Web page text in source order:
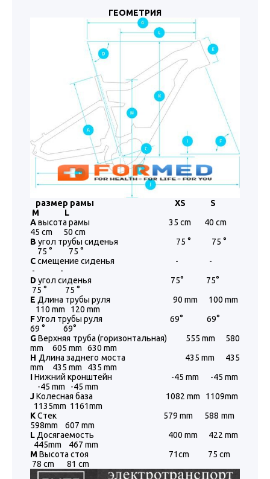
ГЕОМЕТРИЯ
размер рамы XS S
M L
Aвысота рамы 35 cm 40 cm
45 cm 50 cm
B угол трубы сиденья 75 ° 75 °
75 ° 75 °
Cсмещение сиденья - -
- -
D угол сиденья 75° 75°
75 ° 75 °
E Длина трубы руля 90 mm 100 mm
110 mm 120 mm
FУгол трубы руля 69° 69°
69 ° 69°
GВерхняя труба (горизонтальная) 555 mm 580
mm 605 mm 630 mm
H Длина заднего моста 435 mm 435
mm 435 mm 435 mm
IНижний кронштейн -45 mm -45 mm
-45 mm -45 mm
JКолесная база 1082 mm 1109mm
1135mm 1161mm
KСтек 579 mm 588 mm
598mm 607 mm
L Досягаемость 400 mm 422 mm
445mm 467 mm
МВысота стоя 71cm 75 cm
78 cm 81 cm